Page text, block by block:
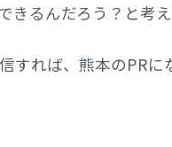
きるんだろう？と考
すれば、熊本のPRに